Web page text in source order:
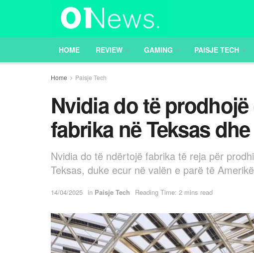
HOME REVIEW GAMING PAISJE TECH
Home Paisje Tech
Nvidia do të
fabrika në Teksas
Nvidia do të ndërtojë fabrika të reja për
Teksas, duke ecur në valën e parë të
14/04/2025 in Paisje Tech Reading Time: 2 mins read